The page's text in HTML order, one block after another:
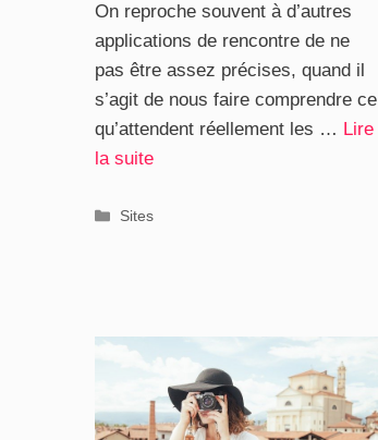
On reproche souvent à d’autres
applications de rencontre de ne
pas être assez précises, quand il
s’agit de nous faire comprendre ce
qu’attendent réellement les … Lire
la suite
Catégories
Sites